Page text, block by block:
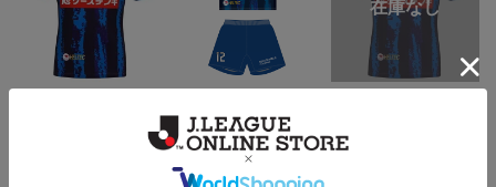
キッズユニフォーム FP1s
5,500円
FP 1st